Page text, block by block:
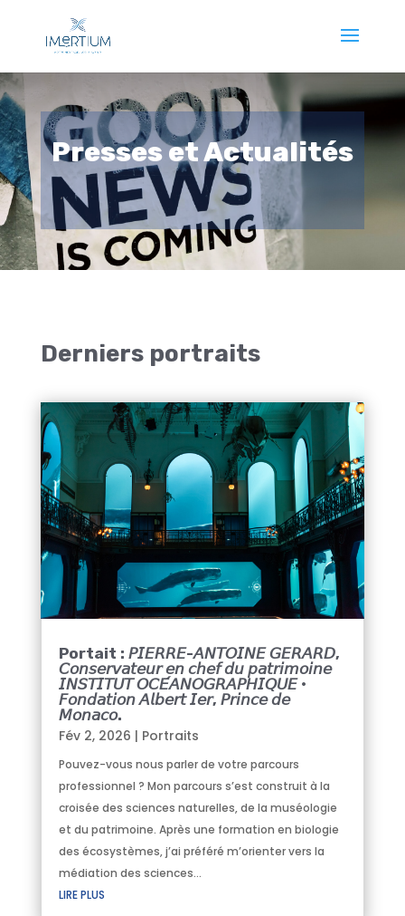
Presses et Actualités
Derniers portraits
Portait : 𝘗𝘐𝘌𝘙𝘙𝘌-𝘈𝘕𝘛𝘖𝘐𝘕𝘌 𝘎𝘌𝘙𝘈𝘙𝘋,
𝘊𝘰𝘯𝘴𝘦𝘳𝘷𝘢𝘵𝘦𝘶𝘳 𝘦𝘯 𝘤𝘩𝘦𝘧 𝘥𝘶 𝘱𝘢𝘵𝘳𝘪𝘮𝘰𝘪𝘯𝘦
𝘐𝘕𝘚𝘛𝘐𝘛𝘜𝘛 𝘖𝘊𝘌́𝘈𝘕𝘖𝘎𝘙𝘈𝘗𝘏𝘐𝘘𝘜𝘌 •
𝘍𝘰𝘯𝘥𝘢𝘵𝘪𝘰𝘯 𝘈𝘭𝘣𝘦𝘳𝘵 𝘐𝘦𝘳, 𝘗𝘳𝘪𝘯𝘤𝘦 𝘥𝘦
𝘔𝘰𝘯𝘢𝘤𝘰.
Fév 2, 2026 | Portraits
Pouvez-vous nous parler de votre parcours
professionnel ? Mon parcours s’est construit à la
croisée des sciences naturelles, de la muséologie
et du patrimoine. Après une formation en biologie
des écosystèmes, j’ai préféré m’orienter vers la
médiation des sciences...
LIRE PLUS